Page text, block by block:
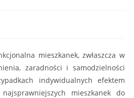
mieszkanek, zwłaszcza w
zaradności i samodzielności
indywidualnych efektem
mieszkanek do